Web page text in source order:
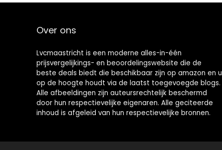
Over ons
Lvcmaastricht is een moderne alles-in-één
prijsvergelijkings- en beoordelingswebsite die de
beste deals biedt die beschikbaar zijn op amazon en u
op de hoogte houdt via de laatst toegevoegde blogs.
Alle afbeeldingen zijn auteursrechtelijk beschermd
door hun respectievelijke eigenaren. Alle geciteerde
inhoud is afgeleid van hun respectievelijke bronnen.